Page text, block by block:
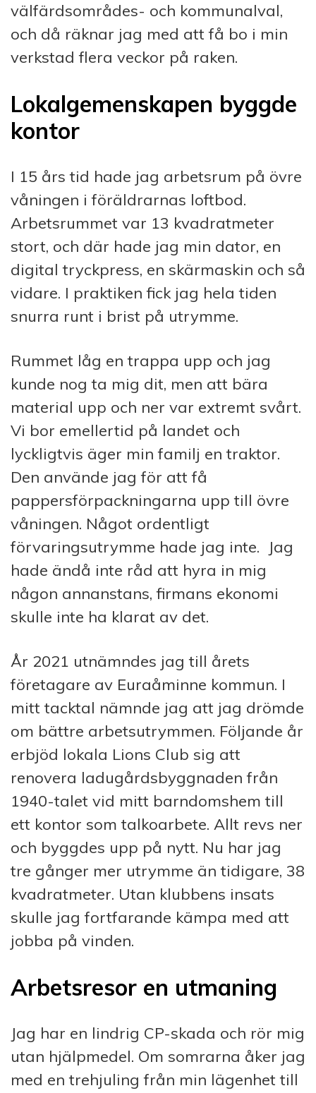
välfärdsområdes- och kommunalval,
och då räknar jag med att få bo i min
verkstad flera veckor på raken.
Lokalgemenskapen byggde
kontor
I 15 års tid hade jag arbetsrum på övre
våningen i föräldrarnas loftbod.
Arbetsrummet var 13 kvadratmeter
stort, och där hade jag min dator, en
digital tryckpress, en skärmaskin och så
vidare. I praktiken fick jag hela tiden
snurra runt i brist på utrymme.
Rummet låg en trappa upp och jag
kunde nog ta mig dit, men att bära
material upp och ner var extremt svårt.
Vi bor emellertid på landet och
lyckligtvis äger min familj en traktor.
Den använde jag för att få
pappersförpackningarna upp till övre
våningen. Något ordentligt
förvaringsutrymme hade jag inte.
Jag
hade ändå inte råd att hyra in mig
någon annanstans, firmans ekonomi
skulle inte ha klarat av det.
År 2021 utnämndes jag till årets
företagare av Euraåminne kommun. I
mitt tacktal nämnde jag att jag drömde
om bättre arbetsutrymmen. Följande år
erbjöd lokala Lions Club sig att
renovera ladugårdsbyggnaden från
1940-talet vid mitt barndomshem till
ett kontor som talkoarbete. Allt revs ner
och byggdes upp på nytt. Nu har jag
tre gånger mer utrymme än tidigare, 38
kvadratmeter. Utan klubbens insats
skulle jag fortfarande kämpa med att
jobba på vinden.
Arbetsresor en utmaning
Jag har en lindrig CP-skada och rör mig
utan hjälpmedel. Om somrarna åker jag
med en trehjuling från min lägenhet till